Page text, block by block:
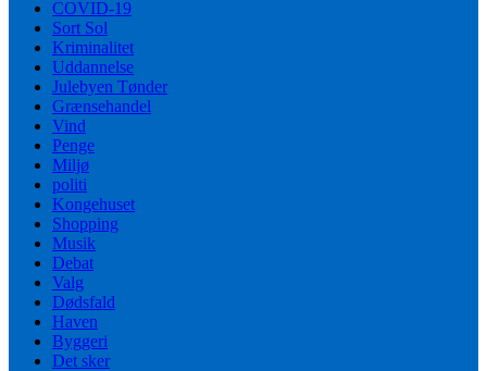
COVID-19
Sort Sol
Kriminalitet
Uddannelse
Julebyen Tønder
Grænsehandel
Vind
Penge
Miljø
politi
Kongehuset
Shopping
Musik
Debat
Valg
Dødsfald
Haven
Byggeri
Det sker